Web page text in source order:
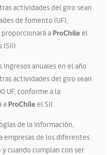
actividades del giro sean
de fomento (UF),
a ProChile el
(SII).
ingresos anuales en el año
actividades del giro sean
UF, conforme a la
a ProChile el SII.
de la Información,
empresas de los diferentes
cuando cumplan con ser